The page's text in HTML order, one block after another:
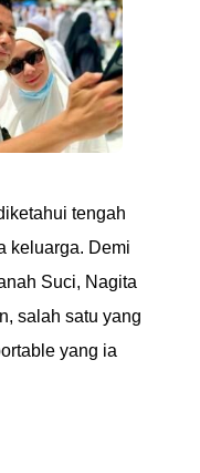
tengah
keluarga. Demi
Suci, Nagita
salah satu yang
yang ia